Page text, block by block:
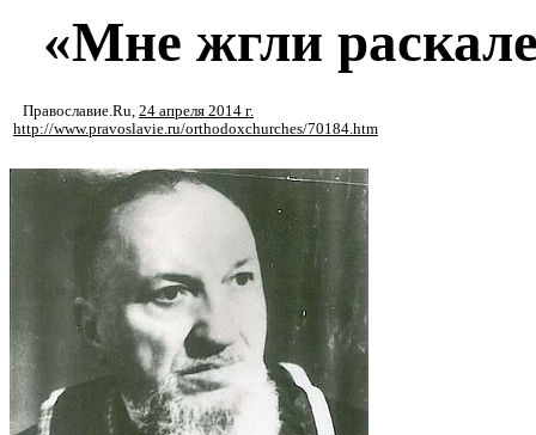
«Мне жгли
Православие.Ru, 24 апреля 2014 г.
http://www.pravoslavie.ru/orthodoxchurches/70184.htm